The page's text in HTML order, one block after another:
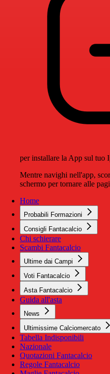
per installare la App sul tuo
Mentre navighi nell'app,
schermo per tornare alle
Home
Probabili Formazioni
Consigli Fantacalcio
Chi schierare
Scambi Fantacalcio
Ultime dai Campi
Voti Fantacalcio
Asta Fantacalcio
Guida all'asta
News
Ultimissime Calciomercato
Tabella Indisponibili
Nazionale
Quotazioni Fantacalcio
Regole Fantacalcio